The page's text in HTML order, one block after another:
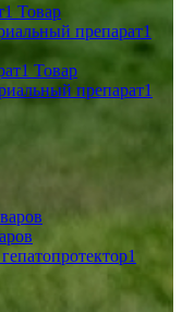
1 Товар
препарат1
1 Товар
препарат1
1